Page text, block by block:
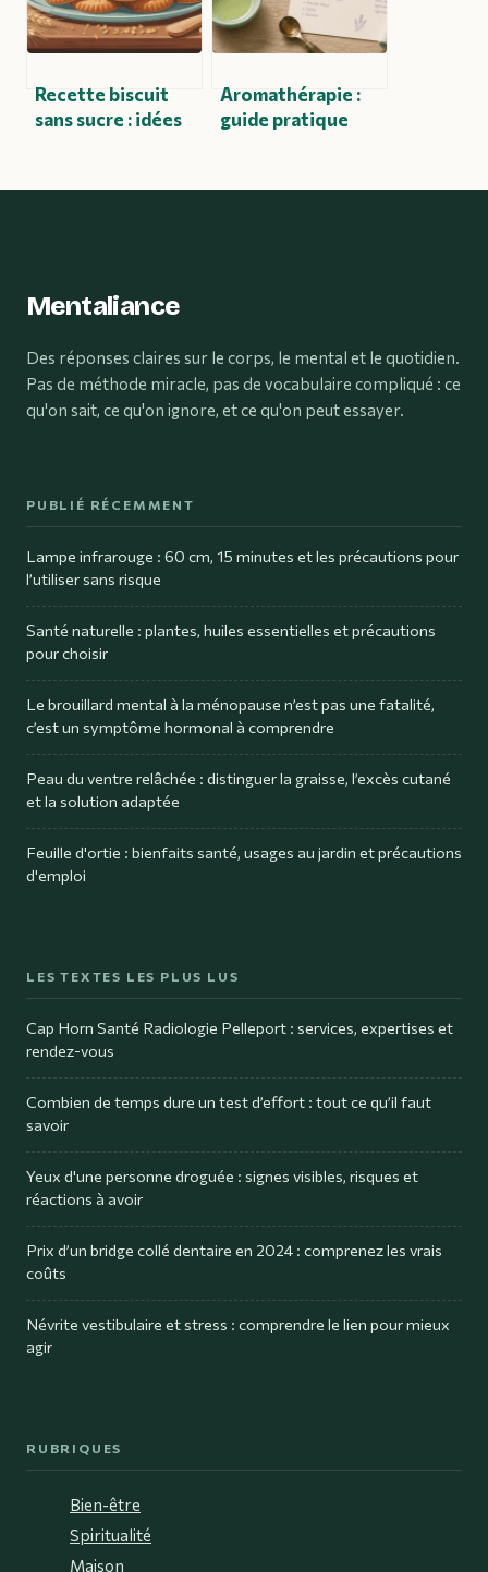
connaître
Recette biscuit
sans sucre : idées
Aromathérapie :
guide pratique
sans risque et avec
Mentaliance
Des réponses claires sur le corps, le mental et le quotidien.
Pas de méthode miracle, pas de vocabulaire compliqué : ce
qu'on sait, ce qu'on ignore, et ce qu'on peut essayer.
PUBLIÉ RÉCEMMENT
Lampe infrarouge : 60 cm, 15 minutes et les précautions pour
l’utiliser sans risque
Santé naturelle : plantes, huiles essentielles et précautions
pour choisir
Le brouillard mental à la ménopause n’est pas une fatalité,
c’est un symptôme hormonal à comprendre
Peau du ventre relâchée : distinguer la graisse, l’excès cutané
et la solution adaptée
Feuille d'ortie : bienfaits santé, usages au jardin et précautions
d'emploi
LES TEXTES LES PLUS LUS
Cap Horn Santé Radiologie Pelleport : services, expertises et
rendez-vous
Combien de temps dure un test d’effort : tout ce qu’il faut
savoir
Yeux d'une personne droguée : signes visibles, risques et
réactions à avoir
Prix d’un bridge collé dentaire en 2024 : comprenez les vrais
coûts
Névrite vestibulaire et stress : comprendre le lien pour mieux
agir
RUBRIQUES
Bien-être
Spiritualité
Maison